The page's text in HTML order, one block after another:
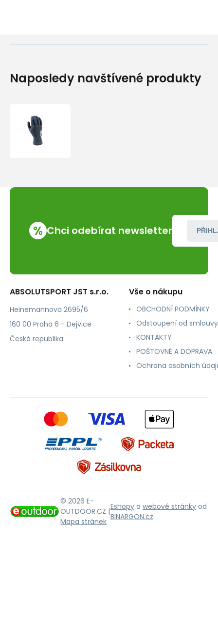
Naposledy navštívené produkty
% Chci odebírat newsletter
ABSOLUTSPORT JST s.r.o.
Heinemannova 2695/6
160 00 Praha 6 - Dejvice
Česká republika
Vše o nákupu
OBCHODNÍ PODMÍNKY
Odstoupení od smlouvy
KONTAKTY
POŠTOVNÉ A DOPRAVA
Ochrana osobních
© 2026 E-
OUTDOOR.CZ |
Mapa stránek
Eshopy a webové stránky od
BINARGON.cz